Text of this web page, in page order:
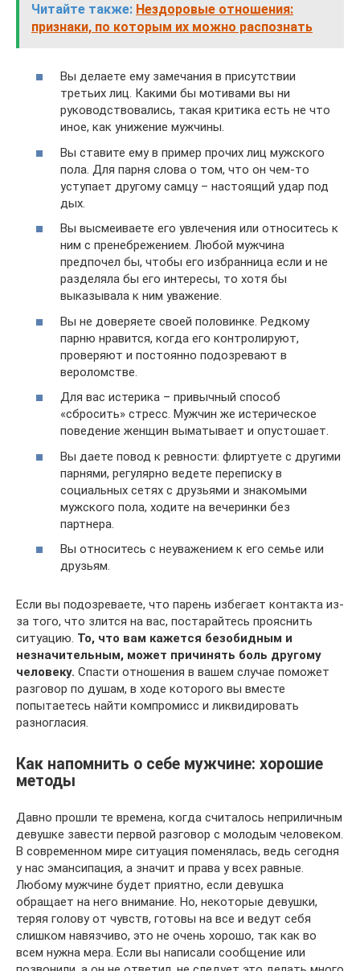
Читайте также: Нездоровые отношения:
признаки, по которым их можно распознать
Вы делаете ему замечания в присутствии
третьих лиц. Какими бы мотивами вы ни
руководствовались, такая критика есть не что
иное, как унижение мужчины.
Вы ставите ему в пример прочих лиц мужского
пола. Для парня слова о том, что он чем-то
уступает другому самцу – настоящий удар под
дых.
Вы высмеиваете его увлечения или относитесь к
ним с пренебрежением. Любой мужчина
предпочел бы, чтобы его избранница если и не
разделяла бы его интересы, то хотя бы
выказывала к ним уважение.
Вы не доверяете своей половинке. Редкому
парню нравится, когда его контролируют,
проверяют и постоянно подозревают в
вероломстве.
Для вас истерика – привычный способ
«сбросить» стресс. Мужчин же истерическое
поведение женщин выматывает и опустошает.
Вы даете повод к ревности: флиртуете с другими
парнями, регулярно ведете переписку в
социальных сетях с друзьями и знакомыми
мужского пола, ходите на вечеринки без
партнера.
Вы относитесь с неуважением к его семье или
друзьям.
Если вы подозреваете, что парень избегает контакта из-
за того, что злится на вас, постарайтесь прояснить
ситуацию. То, что вам кажется безобидным и
незначительным, может причинять боль другому
человеку. Спасти отношения в вашем случае поможет
разговор по душам, в ходе которого вы вместе
попытаетесь найти компромисс и ликвидировать
разногласия.
Как напомнить о себе мужчине: хорошие
методы
Давно прошли те времена, когда считалось неприличным
девушке завести первой разговор с молодым человеком.
В современном мире ситуация поменялась, ведь сегодня
у нас эмансипация, а значит и права у всех равные.
Любому мужчине будет приятно, если девушка
обращает на него внимание. Но, некоторые девушки,
теряя голову от чувств, готовы на все и ведут себя
слишком навязчиво, это не очень хорошо, так как во
всем нужна мера. Если вы написали сообщение или